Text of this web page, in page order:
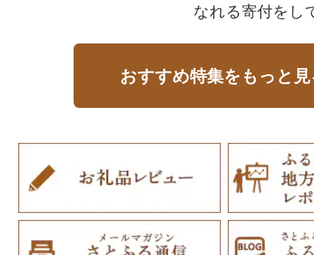
なれる寄付をし
おすすめ特集をもっと